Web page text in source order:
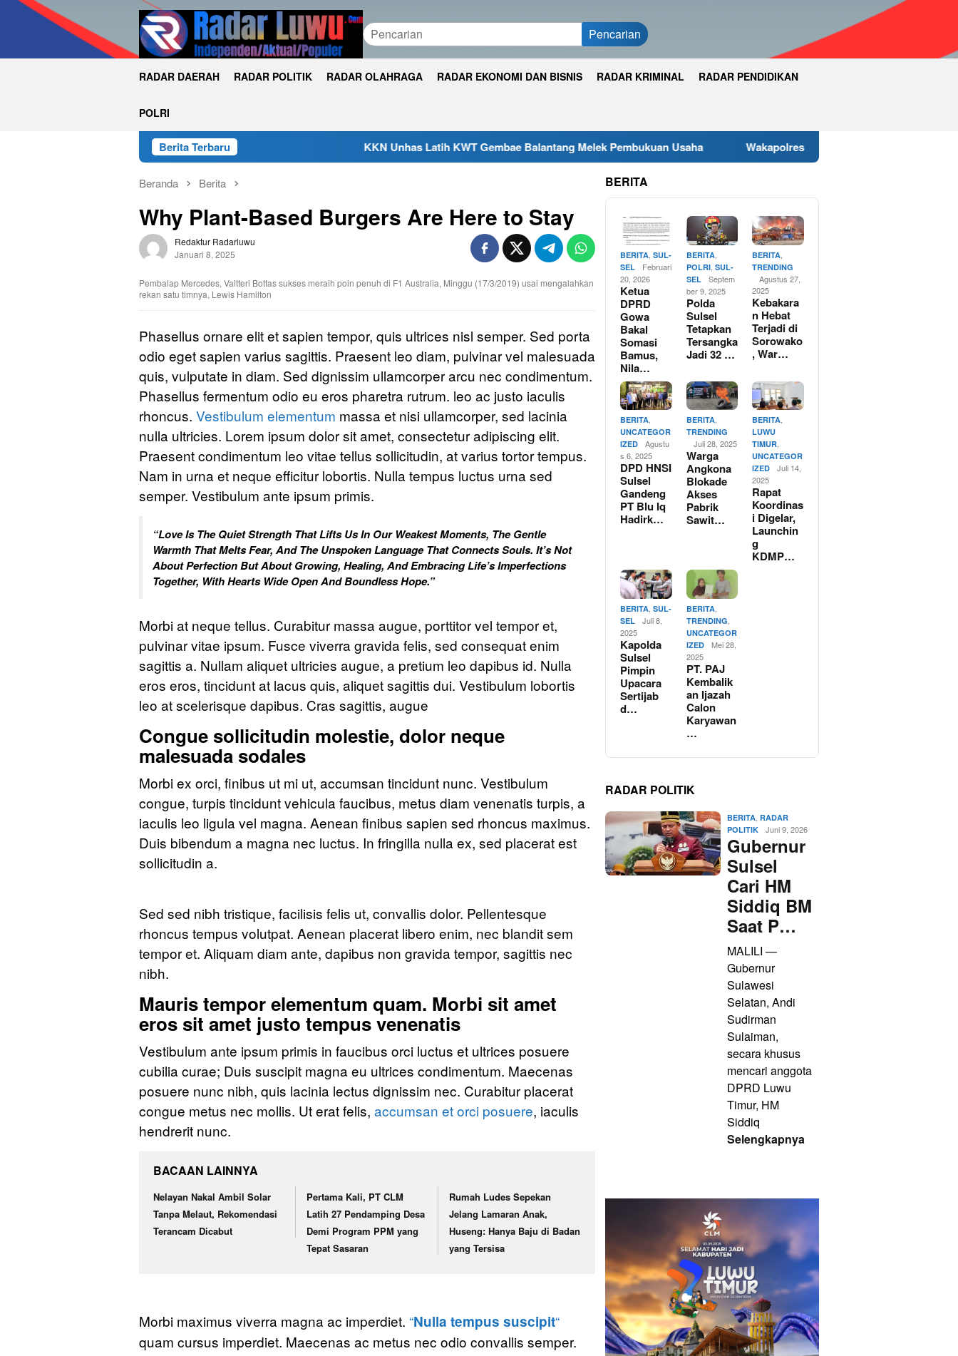
Loncat
Pencarian
RADAR DAERAH RADAR POLITIK RADAR OLAHRAGA RADAR EKONOMI DAN BISNIS RADAR KRIMINAL RADAR PENDIDIKAN
POLRI
Berita Terbaru KKN Unhas Latih KWT Gembae Balantang Melek Pembukuan Usaha Wakapolres Luwu Timur Hadiri Rapat Paripurna DPRD
Beranda Berita
Why Plant-Based Burgers Are Here to Stay
Redaktur Radarluwu
Januari 8, 2025
Pembalap Mercedes, Valtteri Bottas sukses meraih poin penuh di F1 Australia, Minggu (17/3/2019) usai mengalahkan
rekan satu timnya, Lewis Hamilton
Phasellus ornare elit et sapien tempor, quis ultrices nisl semper. Sed porta
odio eget sapien varius sagittis. Praesent leo diam, pulvinar vel malesuada
quis, vulputate in diam. Sed dignissim ullamcorper arcu nec condimentum.
Phasellus fermentum odio eu eros pharetra rutrum. leo ac justo iaculis
rhoncus. Vestibulum elementum massa et nisi ullamcorper, sed lacinia
nulla ultricies. Lorem ipsum dolor sit amet, consectetur adipiscing elit.
Praesent condimentum leo vitae tellus sollicitudin, at varius tortor tempus.
Nam in urna et neque efficitur lobortis. Nulla tempus luctus urna sed
semper. Vestibulum ante ipsum primis.
“Love Is The Quiet Strength That Lifts Us In Our Weakest Moments, The Gentle
Warmth That Melts Fear, And The Unspoken Language That Connects Souls. It’s Not
About Perfection But About Growing, Healing, And Embracing Life’s Imperfections
Together, With Hearts Wide Open And Boundless Hope.”
Morbi at neque tellus. Curabitur massa augue, porttitor vel tempor et,
pulvinar vitae ipsum. Fusce viverra gravida felis, sed consequat enim
sagittis a. Nullam aliquet ultricies augue, a pretium leo dapibus id. Nulla
eros eros, tincidunt at lacus quis, aliquet sagittis dui. Vestibulum lobortis
leo at scelerisque dapibus. Cras sagittis, augue
Congue sollicitudin molestie, dolor neque
malesuada sodales
Morbi ex orci, finibus ut mi ut, accumsan tincidunt nunc. Vestibulum
congue, turpis tincidunt vehicula faucibus, metus diam venenatis turpis, a
iaculis leo ligula vel magna. Aenean finibus sapien sed rhoncus maximus.
Duis bibendum a magna nec luctus. In fringilla nulla ex, sed placerat est
sollicitudin a.
Sed sed nibh tristique, facilisis felis ut, convallis dolor. Pellentesque
rhoncus tempus volutpat. Aenean placerat libero enim, nec blandit sem
tempor et. Aliquam diam ante, dapibus non gravida tempor, sagittis nec
nibh.
Mauris tempor elementum quam. Morbi sit amet
eros sit amet justo tempus venenatis
Vestibulum ante ipsum primis in faucibus orci luctus et ultrices posuere
cubilia curae; Duis suscipit magna eu ultrices condimentum. Maecenas
posuere nunc nibh, quis lacinia lectus dignissim nec. Curabitur placerat
congue metus nec mollis. Ut erat felis, accumsan et orci posuere, iaculis
hendrerit nunc.
BACAAN LAINNYA
Nelayan Nakal Ambil Solar
Tanpa Melaut, Rekomendasi
Terancam Dicabut
Pertama Kali, PT CLM
Latih 27 Pendamping Desa
Demi Program PPM yang
Tepat Sasaran
Rumah Ludes Sepekan
Jelang Lamaran Anak,
Huseng: Hanya Baju di Badan
yang Tersisa
Morbi maximus viverra magna ac imperdiet. “Nulla tempus suscipit“
quam cursus imperdiet. Maecenas ac metus nec odio convallis semper.
BERITA
BERITA ,SUL-
SEL
Februari
20, 2026
Ketua
DPRD
Gowa
Bakal
Somasi
Bamus,
Nila…
BERITA,
POLRI, SUL-
SEL
Septem
ber 9, 2025
Polda
Sulsel
Tetapkan
Tersangka
Jadi 32 …
BERITA
TRENDING
Agustus 27,
2025
Kebakara
n Hebat
Terjadi di
Sorowako
, War…
BERITA,
UNCATEGOR
IZED
Agustu
s 6, 2025
DPD HNSI
Sulsel
Gandeng
PT Blu Iq
Hadirk…
BERITA,
TRENDING
Juli 28, 2025
Warga
Angkona
Blokade
Akses
Pabrik
Sawit…
BERITA,
LUWU
TIMUR,
UNCATEGOR
IZED
Juli 14,
2025
Rapat
Koordinas
i Digelar,
Launchin
g
KDMP…
BERITA ,SUL-
SEL
Juli 8,
2025
Kapolda
Sulsel
Pimpin
Upacara
Sertijab
d…
BERITA,
TRENDING
UNCATEGOR
IZED
Mei 28,
2025
PT. PAJ
Kembalik
an Ijazah
Calon
Karyawan
…
RADAR POLITIK
BERITA ,RADAR
POLITIK
Juni 9, 2026
Gubernur
Sulsel
Cari HM
Siddiq BM
Saat P…
MALILI —
Gubernur
Sulawesi
Selatan, Andi
Sudirman
Sulaiman,
secara khusus
mencari anggota
DPRD Luwu
Timur, HM
Siddiq
Selengkapnya